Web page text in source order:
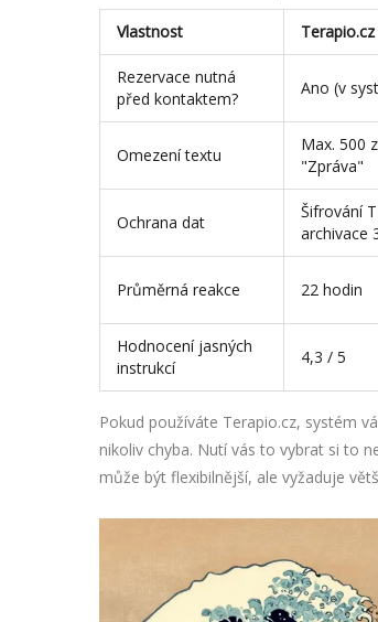
Vlastnost Terapio.cz
Rezervace nutná
před kontaktem?
Ano (v
Omezení textu
Max. 500
"Zpráva"
Ochrana dat
Šifrování
archivace
Průměrná reakce 22 hodin
Hodnocení jasných
instrukcí
4,3 / 5
Pokud používáte Terapio.cz, systém
nikoliv chyba. Nutí vás to vybrat si to
může být flexibilnější, ale vyžaduje